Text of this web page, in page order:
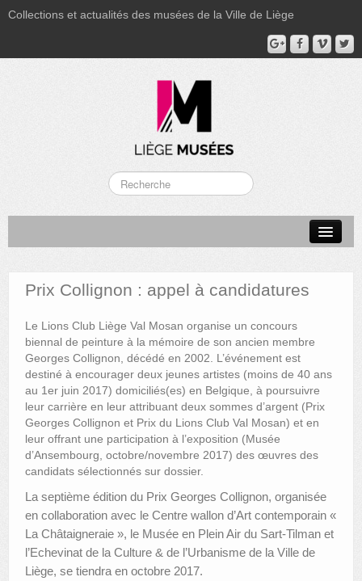
Collections et actualités des musées de la Ville de Liège
MUSÉE GRÉTRY
MUSÉE DU LUMINAIRE
FONDS PATRIMONIAUX
AUTRES LIEUX
ANIMATIONS DES MUSÉES
PUBLICATIONS
LES APPELS À PROJETS
LE PORTAIL DES COLLECTIONS
Prix Collignon : appel à candidatures
Le Lions Club Liège Val Mosan organise un concours
biennal de peinture à la mémoire de son ancien membre
Georges Collignon, décédé en 2002. L’événement est
destiné à encourager deux jeunes artistes (moins de 40 ans
au 1er juin 2017) domiciliés(es) en Belgique, à poursuivre
leur carrière en leur attribuant deux sommes d’argent (Prix
Georges Collignon et Prix du Lions Club Val Mosan) et en
leur offrant une participation à l’exposition (Musée
d’Ansembourg, octobre/novembre 2017) des œuvres des
candidats sélectionnés sur dossier.
La septième édition du Prix Georges Collignon, organisée
en collaboration avec le Centre wallon d’Art contemporain «
La Châtaigneraie », le Musée en Plein Air du Sart-Tilman et
l’Echevinat de la Culture & de l’Urbanisme de la Ville de
Liège, se tiendra en octobre 2017.